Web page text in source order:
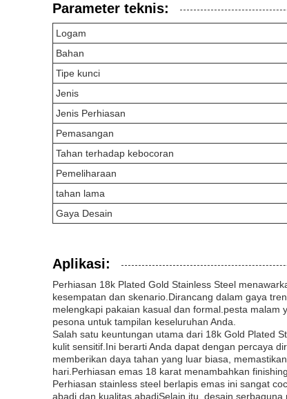
Parameter teknis:
Logam
Bahan
Tipe kunci
Jenis
Jenis Perhiasan
Pemasangan
Tahan terhadap kebocoran
Pemeliharaan
tahan lama
Gaya Desain
Aplikasi:
Perhiasan 18k Plated Gold Stainless Steel
kesempatan dan skenario.Dirancang dalam gaya
melengkapi pakaian kasual dan formal.pesta
pesona untuk tampilan keseluruhan Anda.
Salah satu keuntungan utama dari 18k Gold Plated
kulit sensitif.Ini berarti Anda dapat dengan percaya
memberikan daya tahan yang luar biasa,
hari.Perhiasan emas 18 karat menambahkan
Perhiasan stainless steel berlapis emas ini sangat
abadi dan kualitas abadiSelain itu, desain